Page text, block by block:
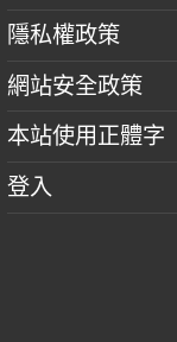
隱私權政策
網站安全政策
本站使用正體字
登入